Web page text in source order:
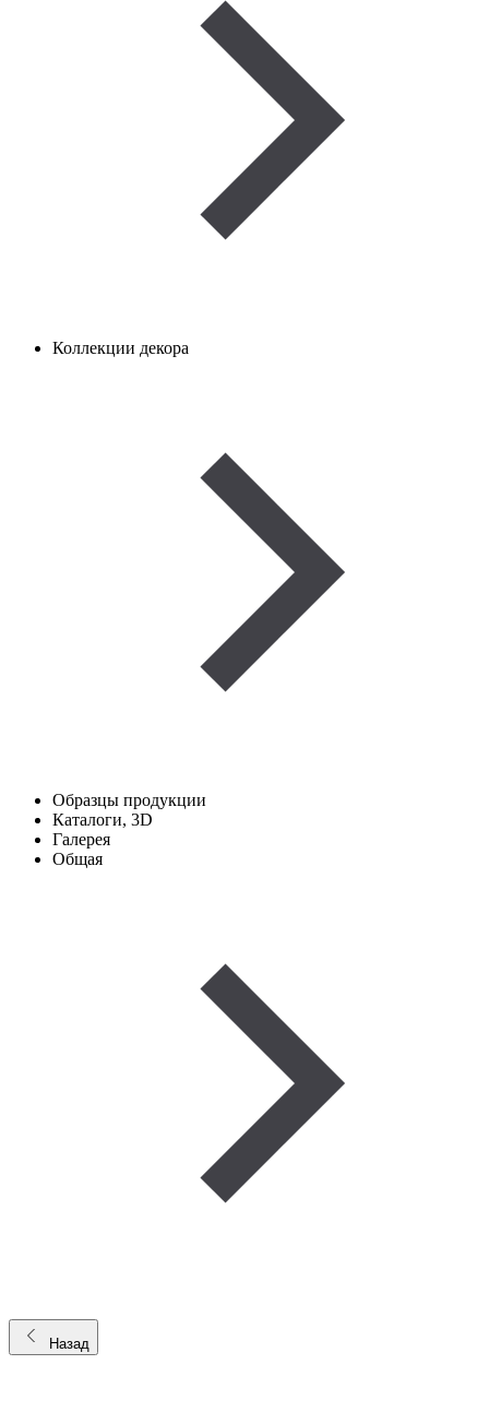
Коллекции декора
Образцы продукции
Каталоги, 3D
Галерея
Общая
Назад